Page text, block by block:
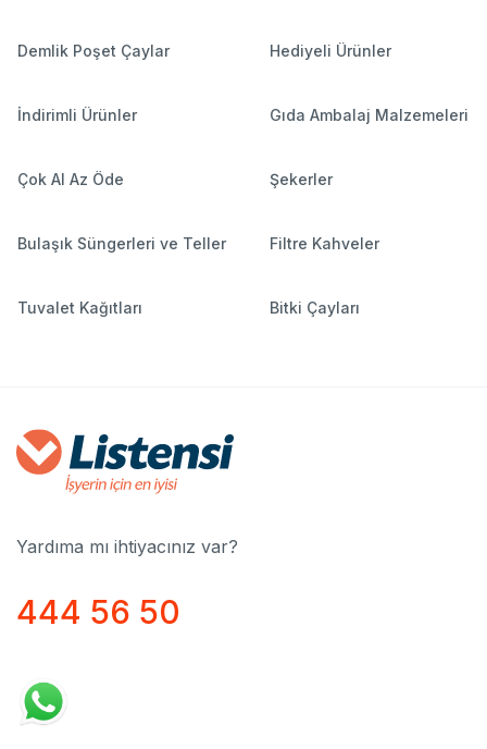
Demlik Poşet Çaylar Hediyeli Ürünler
İndirimli Ürünler Gıda Ambalaj Malzemeleri
Çok Al Az Öde Şekerler
Bulaşık Süngerleri ve Teller Filtre Kahveler
Tuvalet Kağıtları Bitki Çayları
Yardıma mı ihtiyacınız var?
444 56 50